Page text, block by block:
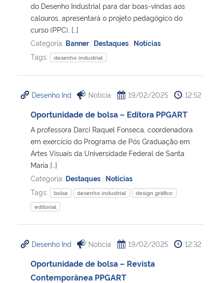
do Desenho Industrial para dar boas-vindas aos
calouros, apresentará o projeto pedagógico do
curso (PPC), […]
Categoria: Banner Destaques Notícias
Tags:
desenho industrial
Desenho Ind Notícia 19/02/2025 12:52
Oportunidade de bolsa – Editora PPGART
A professora Darci Raquel Fonseca, coordenadora
em exercício do Programa de Pós Graduação em
Artes Visuais da Universidade Federal de Santa
Maria […]
Categoria: Destaques Notícias
Tags:
bolsa desenho industrial
design gráfico
editorial
Desenho Ind Notícia 19/02/2025 12:32
Oportunidade de bolsa – Revista
Contemporânea PPGART